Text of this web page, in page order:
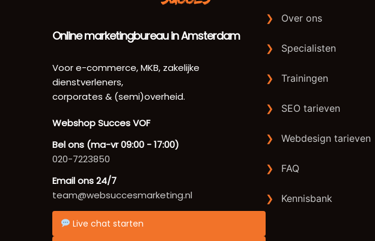
Online marketingbureau in Amsterdam
Voor e-commerce, MKB, zakelijke
dienstverleners,
corporates & (semi)overheid.
Webshop Succes VOF
Bel ons (ma-vr 09:00 - 17:00)
020-7223850
Email ons 24/7
team@websuccesmarketing.nl
Live chat starten
❯ Over ons
❯ Specialisten
❯ Trainingen
❯ SEO tarieven
❯ Webdesign tarieven
❯ FAQ
❯ Kennisbank